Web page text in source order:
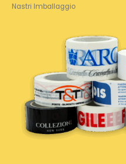
Nastri Imballaggio